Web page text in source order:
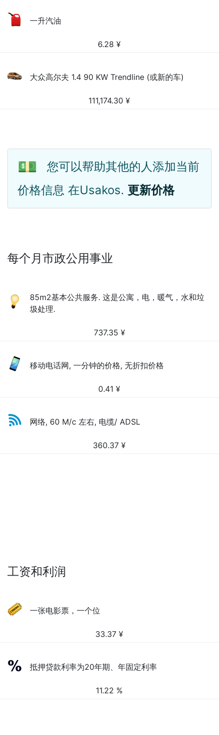
一升汽油
6.28 ¥
大众高尔夫 1.4 90 KW Trendline (或新的车)
111,174.30 ¥
💵
您可以帮助其他的人添加当前
价格信息 在Usakos. 更新价格
每个月市政公用事业
85m2基本公共服务. 这是公寓，电，暖气，水和垃
圾处理.
737.35 ¥
移动电话网, 一分钟的价格, 无折扣价格
0.41 ¥
网络, 60 M/c 左右, 电缆/ ADSL
360.37 ¥
工资和利润
一张电影票，一个位
33.37 ¥
抵押贷款利率为20年期、年固定利率
11.22 %